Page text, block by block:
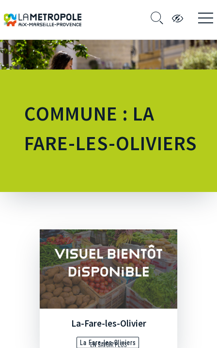
COMMUNE : LA
FARE-LES-OLIVIERS
La-Fare-les-Olivier
La Fare-les-Oliviers
EN SAVOIR PLUS